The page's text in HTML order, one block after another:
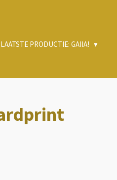
PRODUCTIE: GAIIA!